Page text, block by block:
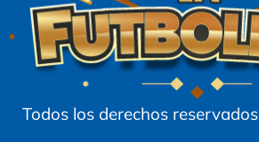
Todos los derechos reservados